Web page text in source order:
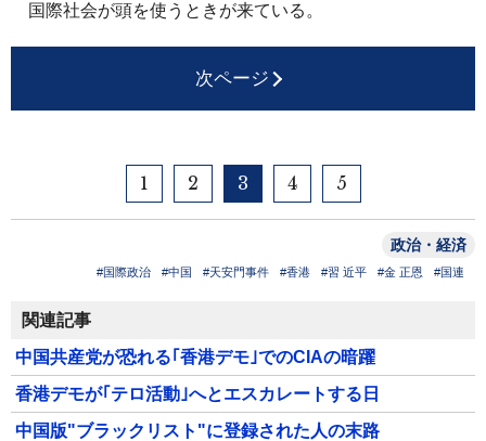
国際社会が頭を使うときが来ている。
次ページ
1 2 3 4 5
政治・経済
#国際政治 #中国 #天安門事件 #香港 #習 近平 #金 正恩 #国連
関連記事
中国共産党が恐れる｢香港デモ｣でのCIAの暗躍
香港デモが｢テロ活動｣へとエスカレートする日
中国版"ブラックリスト"に登録された人の末路